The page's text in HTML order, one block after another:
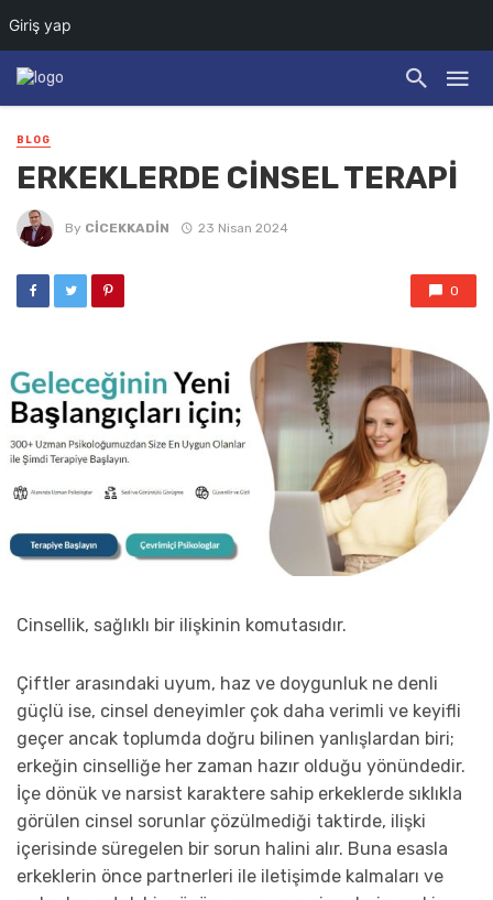
Giriş yap
BLOG
ERKEKLERDE CİNSEL TERAPİ
By CICEKKADIN 23 Nisan 2024
0
Cinsellik, sağlıklı bir ilişkinin komutasıdır.
Çiftler arasındaki uyum, haz ve doygunluk ne denli
güçlü ise, cinsel deneyimler çok daha verimli ve keyifli
geçer ancak toplumda doğru bilinen yanlışlardan biri;
erkeğin cinselliğe her zaman hazır olduğu yönündedir.
İçe dönük ve narsist karaktere sahip erkeklerde sıklıkla
görülen cinsel sorunlar çözülmediği taktirde, ilişki
içerisinde süregelen bir sorun halini alır. Buna esasla
erkeklerin önce partnerleri ile iletişimde kalmaları ve